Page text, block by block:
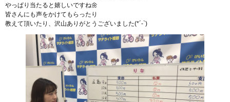
やっぱり当たると嬉しいですね🌼
皆さんにも声をかけてもらったり
教えて頂いたり、沢山ありがとうございました(*´-`)